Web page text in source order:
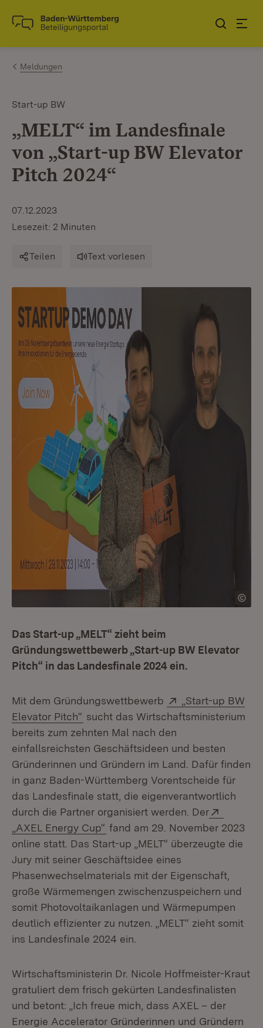
Zum Inhalt springen
Link zur Startseite
Meldungen
Start-up BW
„MELT“ im Landesfinale
von „Start-up BW Elevator
Pitch 2024“
07.12.2023
Lesezeit: 2 Minuten
Teilen Text vorlesen
Das Start-up „MELT“ zieht beim
Gründungswettbewerb „Start-up BW Elevator
Pitch“ in das Landesfinale 2024 ein.
Mit dem Gründungswettbewerb Extern:
„Start-up BW
Elevator Pitch“ (Öffnet in neuem Fenster)
sucht das Wirtschaftsministerium
bereits zum zehnten Mal nach den
einfallsreichsten Geschäftsideen und besten
Gründerinnen und Gründern im Land. Dafür finden
in ganz Baden-Württemberg Vorentscheide für
das Landesfinale statt, die eigenverantwortlich
durch die Partner organisiert werden. Der
„AXEL Energy Cup“ (Öffnet in neuem Fenster)
fand am 29. November 2023
online statt. Das Start-up „MELT“ überzeugte die
Jury mit seiner Geschäftsidee eines
Phasenwechselmaterials mit der Eigenschaft,
große Wärmemengen zwischenzuspeichern und
somit Photovoltaikanlagen und Wärmepumpen
deutlich effizienter zu nutzen. „MELT“ zieht somit
ins Landesfinale 2024 ein.
Wirtschaftsministerin Dr. Nicole Hoffmeister-Kraut
gratuliert dem frisch gekürten Landesfinalisten
und betont: „Ich freue mich, dass AXEL – der
Energie Accelerator Gründerinnen und Gründern